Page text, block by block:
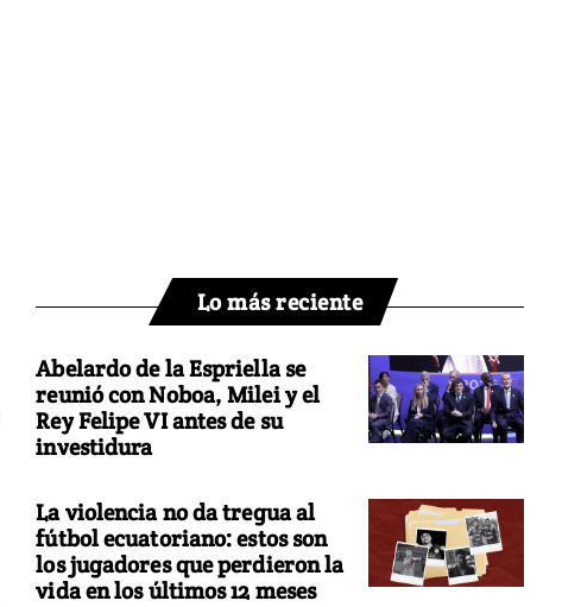
Lo más reciente
Abelardo de la Espriella se
reunió con Noboa, Milei y el
Rey Felipe VI antes de su
investidura
La violencia no da tregua al
fútbol ecuatoriano: estos son
los jugadores que perdieron la
vida en los últimos 12 meses